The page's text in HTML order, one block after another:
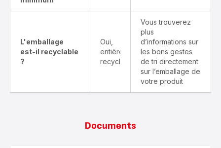
L'emballage
est-il recyclable
?
Oui,
entièrement
recyclable
Vous trouverez
plus
d’informations sur
les bons gestes
de tri directement
sur l’emballage de
votre produit
Documents